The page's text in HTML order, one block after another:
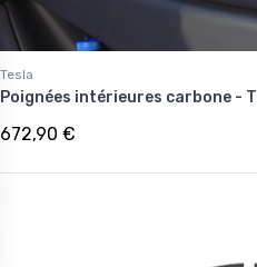
Tesla
Poignées intérieures carbone -
672,90 €